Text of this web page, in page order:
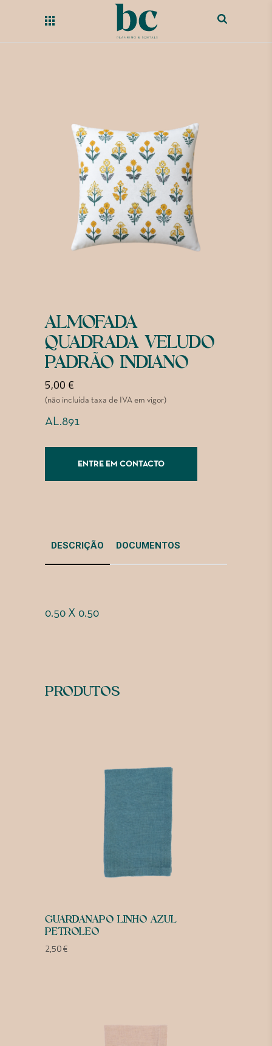
ALMOFADA
QUADRADA VELUDO
PADRÃO INDIANO
5,00 €
(não incluída taxa de IVA em vigor)
AL.891
ENTRE EM CONTACTO
DESCRIÇÃO DOCUMENTOS
0.50 X 0.50
PRODUTOS
GUARDANAPO LINHO AZUL
PETROLEO
2,50€